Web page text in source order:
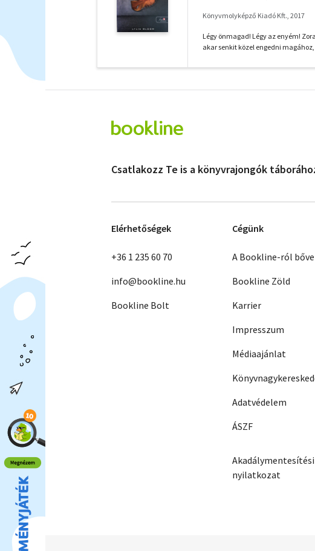
Könyvmolyképző Kiadó Kft., 2017
Légy önmagad! Légy az enyém!
akar senkit közel engedni
Csatlakozz Te is a könyvrajongók
Elérhetőségek
+36 1 235 60 70
info@bookline.hu
Bookline Bolt
Cégünk
A Bookline-ról
Bookline Zöld
Karrier
Impresszum
Médiaajánlat
Adatvédelem
ÁSZF
Akadálymentesítési
nyilatkozat